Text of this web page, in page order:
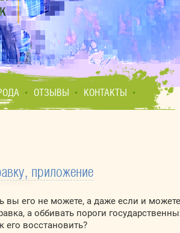
ОТЗЫВЫ КОНТАКТЫ
приложение
вы его не можете, а даже если и
а оббивать пороги
его восстановить?